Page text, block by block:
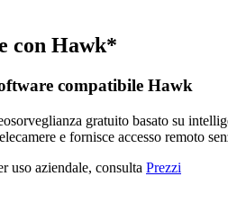
con Hawk*
compatibile Hawk
gratuito basato su
e fornisce accesso remoto
uso aziendale, consulta Prezzi